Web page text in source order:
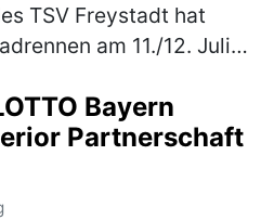
TSV Freystadt hat
am 11./12. Juli
Freystadt gin…
Bayern
Partnerschaft